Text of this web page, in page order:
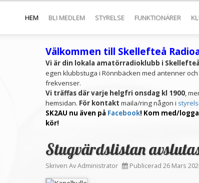
HEM BLI MEDLEM STYRELSE FUNKTIONÄRER
Välkommen till Skellefteå
Vi är din lokala amatörradioklubb i
egen klubbstuga i Rönnbäcken med antenner
frekvenser.
Vi träffasdär varje helgfri onsdag kl 1900,
hemsidan. För kontakt maila/ring någon i
SK2AU nu även på Facebook! Kom med/
kör!
Stugvärdslistan
Skriven AvAdministrator Publicerad 26 Mars